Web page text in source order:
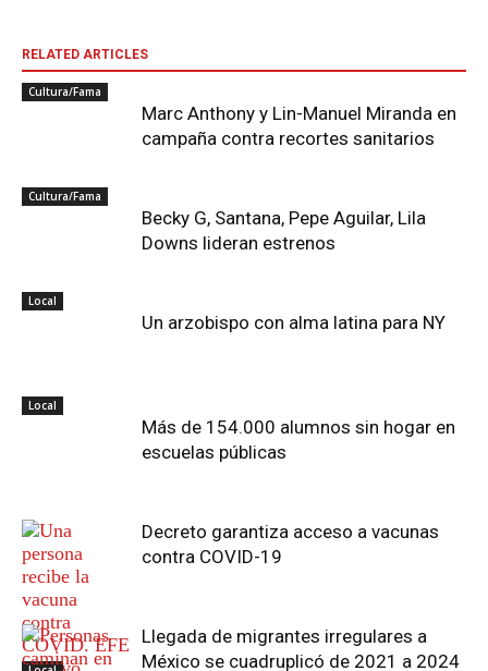
RELATED ARTICLES
Cultura/Fama
Marc Anthony y Lin-Manuel Miranda en
campaña contra recortes sanitarios
Cultura/Fama
Becky G, Santana, Pepe Aguilar, Lila
Downs lideran estrenos
Local
Un arzobispo con alma latina para NY
Local
Más de 154.000 alumnos sin hogar en
escuelas públicas
Decreto garantiza acceso a vacunas
contra COVID-19
Llegada de migrantes irregulares a
México se cuadruplicó de 2021 a 2024